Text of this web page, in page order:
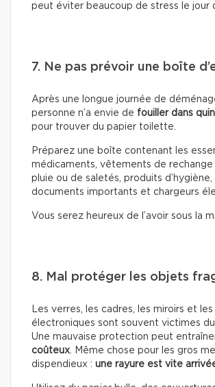
peut éviter beaucoup de stress le jour
7. Ne pas prévoir une boîte
Après une longue journée de
personne n’a envie de fouiller dans
pour trouver du papier toilette.
Préparez une boîte contenant les
médicaments, vêtements de rechange
pluie ou de saletés, produits d’hygiène,
documents importants et chargeurs
Vous serez heureux de l’avoir sous la
8. Mal protéger les objets
Les verres, les cadres, les miroirs et les
électroniques sont souvent victimes
Une mauvaise protection peut
coûteux. Même chose pour les gros
dispendieux : une rayure est vite